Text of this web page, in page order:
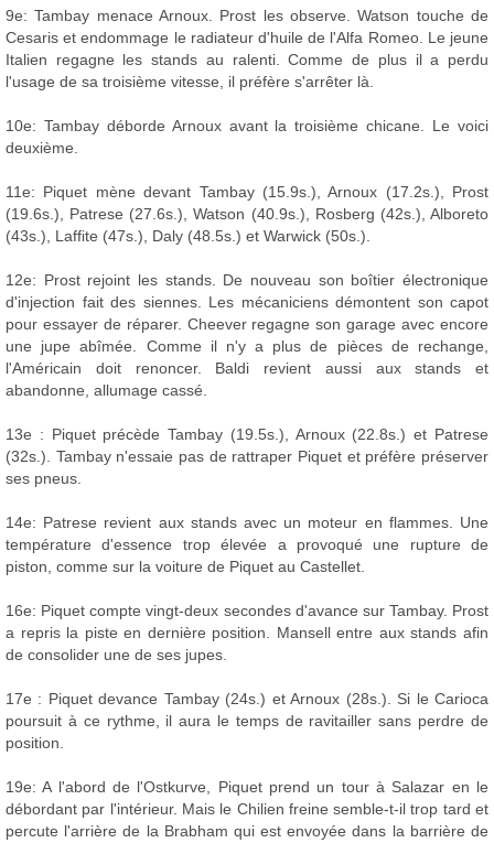
9e: Tambay menace Arnoux. Prost les observe. Watson touche de
Cesaris et endommage le radiateur d'huile de l'Alfa Romeo. Le jeune
Italien regagne les stands au ralenti. Comme de plus il a perdu
l'usage de sa troisième vitesse, il préfère s'arrêter là.
10e: Tambay déborde Arnoux avant la troisième chicane. Le voici
deuxième.
11e: Piquet mène devant Tambay (15.9s.), Arnoux (17.2s.), Prost
(19.6s.), Patrese (27.6s.), Watson (40.9s.), Rosberg (42s.), Alboreto
(43s.), Laffite (47s.), Daly (48.5s.) et Warwick (50s.).
12e: Prost rejoint les stands. De nouveau son boîtier électronique
d'injection fait des siennes. Les mécaniciens démontent son capot
pour essayer de réparer. Cheever regagne son garage avec encore
une jupe abîmée. Comme il n'y a plus de pièces de rechange,
l'Américain doit renoncer. Baldi revient aussi aux stands et
abandonne, allumage cassé.
13e : Piquet précède Tambay (19.5s.), Arnoux (22.8s.) et Patrese
(32s.). Tambay n'essaie pas de rattraper Piquet et préfère préserver
ses pneus.
14e: Patrese revient aux stands avec un moteur en flammes. Une
température d'essence trop élevée a provoqué une rupture de
piston, comme sur la voiture de Piquet au Castellet.
16e: Piquet compte vingt-deux secondes d'avance sur Tambay. Prost
a repris la piste en dernière position. Mansell entre aux stands afin
de consolider une de ses jupes.
17e : Piquet devance Tambay (24s.) et Arnoux (28s.). Si le Carioca
poursuit à ce rythme, il aura le temps de ravitailler sans perdre de
position.
19e: A l'abord de l'Ostkurve, Piquet prend un tour à Salazar en le
débordant par l'intérieur. Mais le Chilien freine semble-t-il trop tard et
percute l'arrière de la Brabham qui est envoyée dans la barrière de